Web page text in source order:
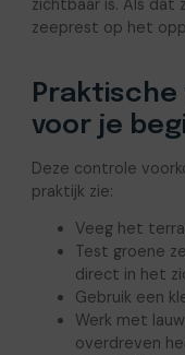
zichtbaar is. Als dat
zeeprest op het
voor je
Deze controle
praktijk zie:
Veeg het
Test groene
direct in het
Gebruik een
Werk met
overdreven